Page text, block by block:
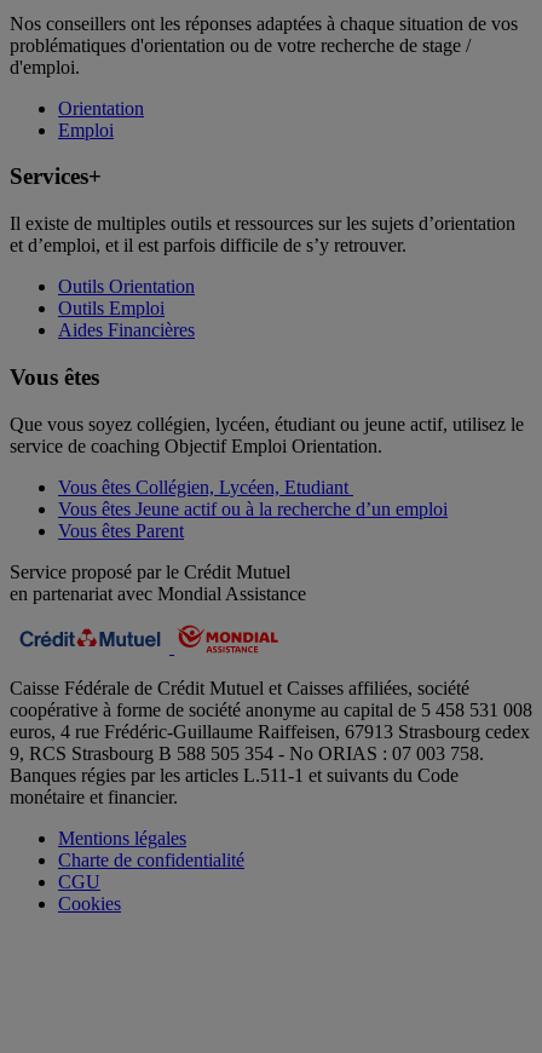
Nos conseillers ont les réponses adaptées à chaque situation de vos
problématiques d'orientation ou de votre recherche de stage /
d'emploi.
Orientation
Emploi
Services+
Il existe de multiples outils et ressources sur les sujets d’orientation
et d’emploi, et il est parfois difficile de s’y retrouver.
Outils Orientation
Outils Emploi
Aides Financières
Vous êtes
Que vous soyez collégien, lycéen, étudiant ou jeune actif, utilisez le
service de coaching Objectif Emploi Orientation.
Vous êtes Collégien, Lycéen, Etudiant
Vous êtes Jeune actif ou à la recherche d’un emploi
Vous êtes Parent
Service proposé par le Crédit Mutuel
en partenariat avec Mondial Assistance
Caisse Fédérale de Crédit Mutuel et Caisses affiliées, société
coopérative à forme de société anonyme au capital de 5 458 531 008
euros, 4 rue Frédéric-Guillaume Raiffeisen, 67913 Strasbourg cedex
9, RCS Strasbourg B 588 505 354 - No ORIAS : 07 003 758.
Banques régies par les articles L.511-1 et suivants du Code
monétaire et financier.
Mentions légales
Charte de confidentialité
CGU
Cookies